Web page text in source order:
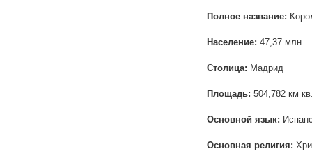
Полное название:
Население: 47,37 млн
Столица: Мадрид
Площадь: 504,782 км
Основной язык:
Основная религия: